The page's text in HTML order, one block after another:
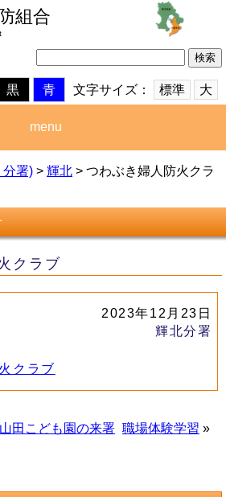
組合
検
索:
文字サイズ：
標準 大
黒 青
menu
分署) > 輝北 > つわぶき婦人防火クラ
クラブ
2023年12月23日
輝北分署
クラブ
田こども園の来署 職場体験学習 »